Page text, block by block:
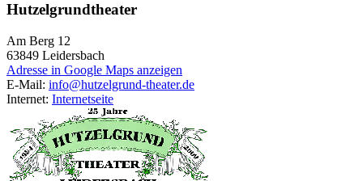
Hutzelgrundtheater
Am Berg 12
63849 Leidersbach
Adresse in Google Maps anzeigen
E-Mail: info@hutzelgrund-theater.de
Internet: Internetseite